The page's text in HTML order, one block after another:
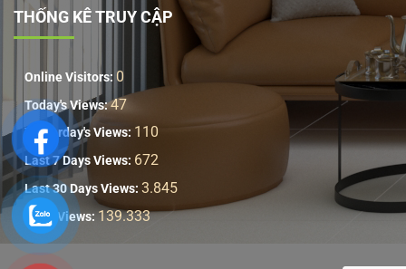
THỐNG KÊ TRUY CẬP
Online Visitors: 0
Today's Views:47
Yesterday's Views: 110
Last 7 Days Views: 672
Last 30 Days Views: 3.845
Total Views: 139.333